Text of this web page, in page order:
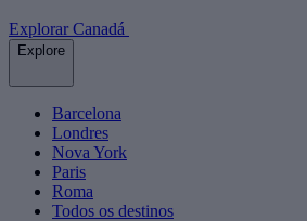
Explorar Canadá
Explore
Barcelona
Londres
Nova York
Paris
Roma
Todos os destinos